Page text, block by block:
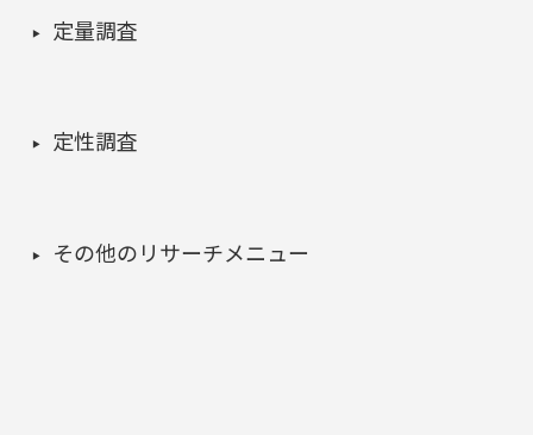
定量調査
定性調査
その他のリサーチメニュー